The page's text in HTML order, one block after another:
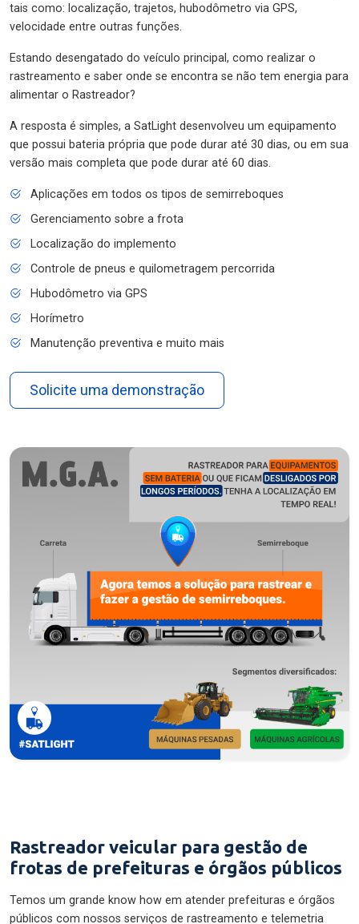
tais como: localização, trajetos, hubodômetro via GPS,
velocidade entre outras funções.
Estando desengatado do veículo principal, como realizar o
rastreamento e saber onde se encontra se não tem energia para
alimentar o Rastreador?
A resposta é simples, a SatLight desenvolveu um equipamento
que possui bateria própria que pode durar até 30 dias, ou em sua
versão mais completa que pode durar até 60 dias.
Aplicações em todos os tipos de semirreboques
Gerenciamento sobre a frota
Localização do implemento
Controle de pneus e quilometragem percorrida
Hubodômetro via GPS
Horímetro
Manutenção preventiva e muito mais
Solicite uma demonstração
Rastreador veicular para gestão de
frotas de prefeituras e órgãos públicos
Temos um grande know how em atender prefeituras e órgãos
públicos com nossos serviços de rastreamento e telemetria